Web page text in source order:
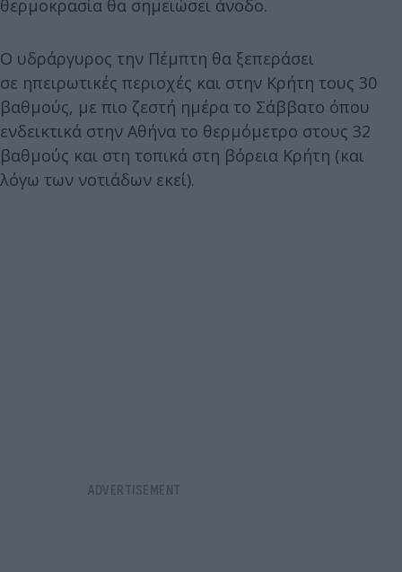
θερμοκρασία θα σημειώσει άνοδο.
Ο υδράργυρος την Πέμπτη θα ξεπεράσει
σε ηπειρωτικές περιοχές και στην Κρήτη τους 30
βαθμούς, με πιο ζεστή ημέρα το Σάββατο όπου
ενδεικτικά στην Αθήνα το θερμόμετρο στους 32
βαθμούς και στη τοπικά στη βόρεια Κρήτη (και
λόγω των νοτιάδων εκεί).